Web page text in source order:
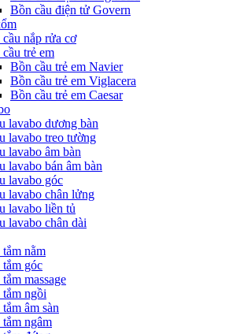
Bồn cầu điện tử Govern
nắp rửa cơ
trẻ em
Bồn cầu trẻ em Navier
Bồn cầu trẻ em Viglacera
Bồn cầu trẻ em Caesar
lavabo dương bàn
lavabo treo tường
lavabo âm bàn
lavabo bán âm bàn
lavabo góc
lavabo chân lửng
lavabo liền tủ
lavabo chân dài
nằm
góc
massage
ngồi
âm sàn
ngâm